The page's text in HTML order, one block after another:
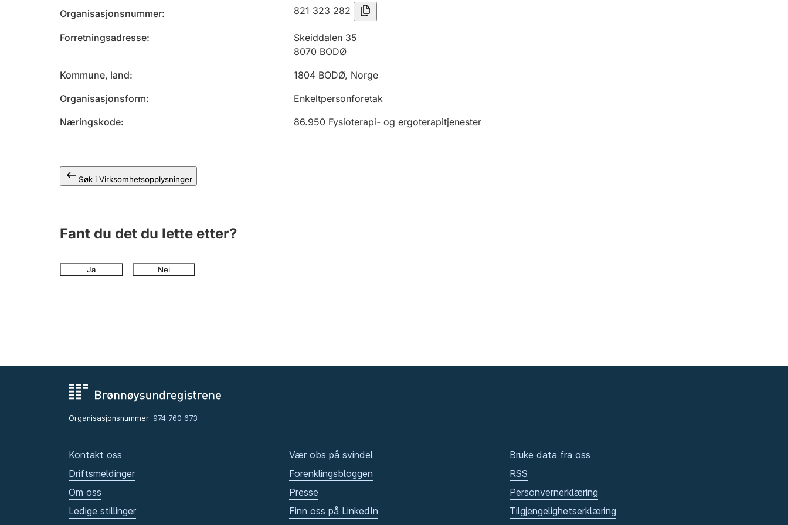
Organisasjonsnummer 821 323 282
Forretningsadresse
Skeiddalen 35
8070 BODØ
Kommune, land
1804 BODØ, Norge
Organisasjonsform
Enkeltpersonforetak
Næringskode
86.950 Fysioterapi- og ergoterapitjenester
Søk i Virksomhetsopplysninger
Fant du det du lette etter?
Ja Nei
Organisasjonsnummer: 974 760 673
Kontakt oss
Driftsmeldinger
Om oss
Ledige stillinger
Vær obs på svindel
Forenklingsbloggen
Presse
Finn oss på LinkedIn
Bruke data fra oss
RSS
Personvernerklæring
Tilgjengelighetserklæring